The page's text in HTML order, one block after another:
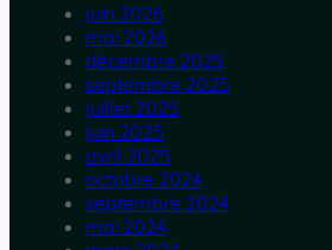
juin 2026
mai 2026
décembre 2025
septembre 2025
juillet 2025
juin 2025
avril 2025
octobre 2024
septembre 2024
mai 2024